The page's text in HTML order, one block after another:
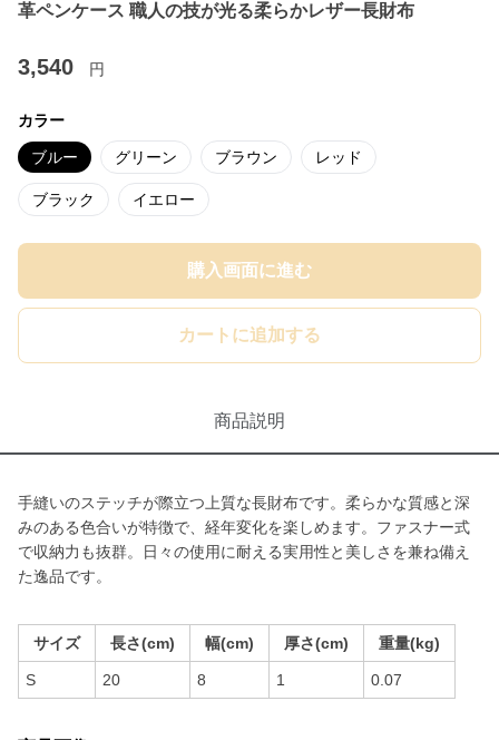
革ペンケース 職人の技が光る柔らかレザー長財布
3,540 円
カラー
ブルー グリーン ブラウン レッド
ブラック イエロー
購入画面に進む
カートに追加する
商品説明
手縫いのステッチが際立つ上質な長財布です。柔らかな質感と深
みのある色合いが特徴で、経年変化を楽しめます。ファスナー式
で収納力も抜群。日々の使用に耐える実用性と美しさを兼ね備え
た逸品です。
サイズ 長さ(cm) 幅(cm) 厚さ(cm) 重量(kg)
S 20 8 1 0.07